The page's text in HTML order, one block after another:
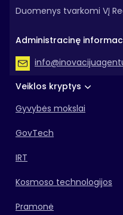
Veiklos kryptys
Gyvybės mokslai
GovTech
IRT
Kosmoso technologijos
Pramonė
Duomenys tvarkomi VĮ
Administracinę